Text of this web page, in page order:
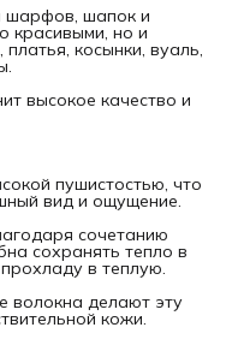
шарфов, шапок и
красивыми, но и
косынки, вуаль,
высокое качество и
пушистостью, что
вид и ощущение.
сочетанию
сохранять тепло в
в теплую.
волокна делают эту
кожи.